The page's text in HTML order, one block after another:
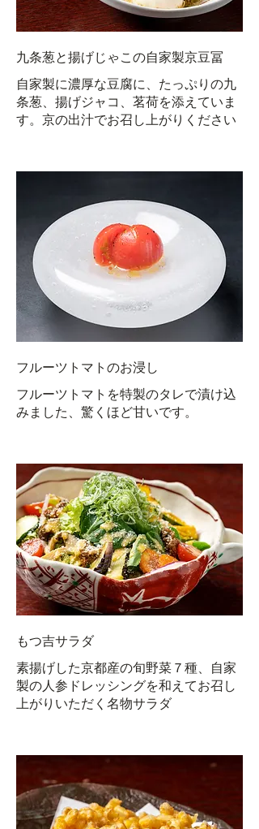
九条葱と揚げじゃこの自家製京豆冨
自家製に濃厚な豆腐に、たっぷりの九
条葱、揚げジャコ、茗荷を添えていま
す。京の出汁でお召し上がりください
フルーツトマトのお浸し
フルーツトマトを特製のタレで漬け込
みました、驚くほど甘いです。
もつ吉サラダ
素揚げした京都産の旬野菜７種、自家
製の人参ドレッシングを和えてお召し
上がりいただく名物サラダ